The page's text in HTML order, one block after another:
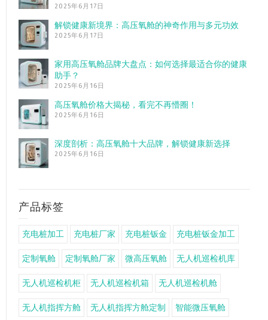
2025年6月17日
解锁健康新境界：高压氧舱的神奇作用与多元功效
2025年6月17日
家用高压氧舱品牌大盘点：如何选择最适合你的健康
助手？
2025年6月16日
高压氧舱价格大揭秘，看完不再懵圈！
2025年6月16日
深度剖析：高压氧舱十大品牌，解锁健康新选择
2025年6月16日
产品标签
充电桩加工 充电桩厂家 充电桩钣金 充电桩钣金加工
定制氧舱 定制氧舱厂家 微高压氧舱 无人机巡检机库
无人机巡检机柜 无人机巡检机箱 无人机巡检机舱
无人机指挥方舱 无人机指挥方舱定制 智能微压氧舱